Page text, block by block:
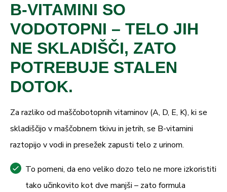
B-VITAMINI SO
VODOTOPNI – TELO JIH
NE SKLADIŠČI, ZATO
POTREBUJE STALEN
DOTOK.
Za razliko od maščobotopnih vitaminov (A, D, E, K), ki se
skladiščijo v maščobnem tkivu in jetrih, se B-vitamini
raztopijo v vodi in presežek zapusti telo z urinom.
To pomeni, da eno veliko dozo telo ne more izkoristiti
tako učinkovito kot dve manjši – zato formula